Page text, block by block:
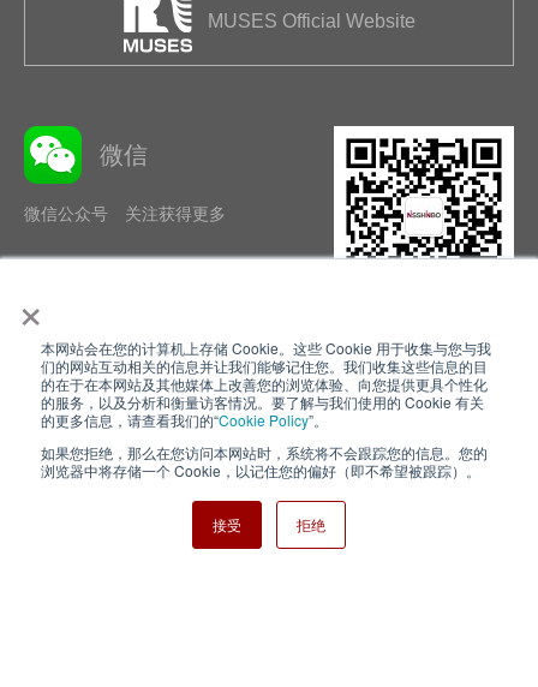
×
本网站会在您的计算机上存储 Cookie。这些 Cookie 用于收集与您与我
们的网站互动相关的信息并让我们能够记住您。我们收集这些信息的目
的在于在本网站及其他媒体上改善您的浏览体验、向您提供更具个性化
的服务，以及分析和衡量访客情况。要了解与我们使用的 Cookie 有关
的更多信息，请查看我们的“Cookie Policy”。
如果您拒绝，那么在您访问本网站时，系统将不会跟踪您的信息。您的
浏览器中将存储一个 Cookie，以记住您的偏好（即不希望被跟踪）。
接受 拒绝
MUSES Official Website
微信
微信公众号 关注获得更多
隐私政策 使用条款
Cookie Policy 网站地图
Nisshinbo Holdings Inc.
Copyright ⓒ Nisshinbo Micro Devices Inc. All Rights Reserved.